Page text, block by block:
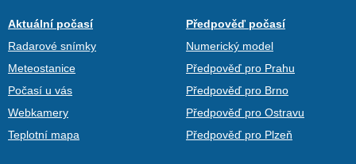
Aktuální počasí
Radarové snímky
Meteostanice
Počasí u vás
Webkamery
Teplotní mapa
Předpověď počasí
Numerický model
Předpověď pro Prahu
Předpověď pro Brno
Předpověď pro Ostravu
Předpověď pro Plzeň